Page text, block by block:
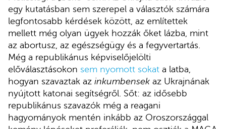
egy kutatásban sem szerepel a választók számára
legfontosabb kérdések között, az említettek
mellett még olyan ügyek hozzák őket lázba, mint
az abortusz, az egészségügy és a fegyvertartás.
Még a republikánus képviselőjelölti
előválasztásokon sem nyomott sokat a latba,
hogyan szavaztak az inkumbensek az Ukrajnának
nyújtott katonai segítségről. Sőt: az idősebb
republikánus szavazók még a reagani
hagyományok mentén inkább az Oroszországgal